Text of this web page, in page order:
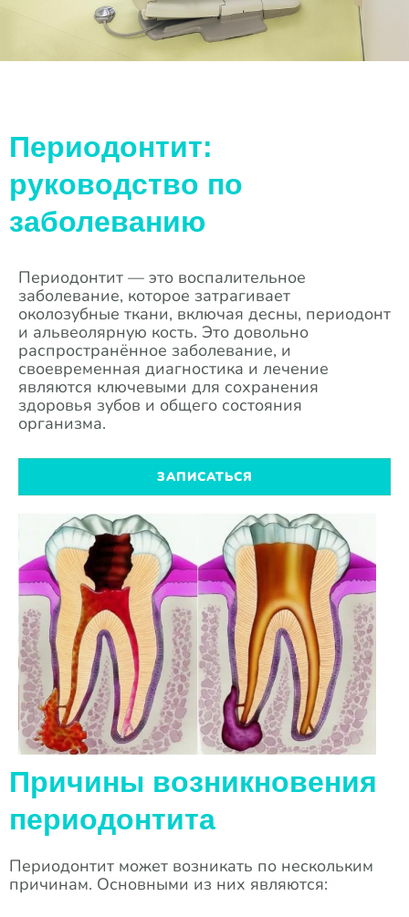
Периодонтит:
руководство по
заболеванию
Периодонтит — это воспалительное
заболевание, которое затрагивает
околозубные ткани, включая десны, периодонт
и альвеолярную кость. Это довольно
распространённое заболевание, и
своевременная диагностика и лечение
являются ключевыми для сохранения
здоровья зубов и общего состояния
организма.
ЗАПИСАТЬСЯ
Причины возникновения
периодонтита
Периодонтит может возникать по нескольким
причинам. Основными из них являются: